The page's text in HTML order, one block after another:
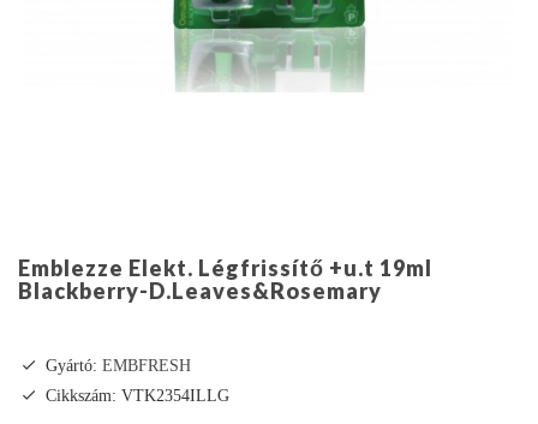
Emblezze Elekt. Légfrissítő +u.t 19ml
Blackberry-D.Leaves&Rosemary
Gyártó: EMBFRESH
Cikkszám: VTK2354ILLG